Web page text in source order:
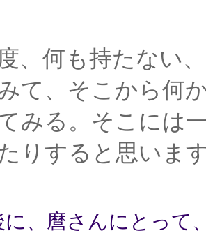
、何も持たない
て、そこから何
みる。そこには
りすると思いま
、麿さんにとって